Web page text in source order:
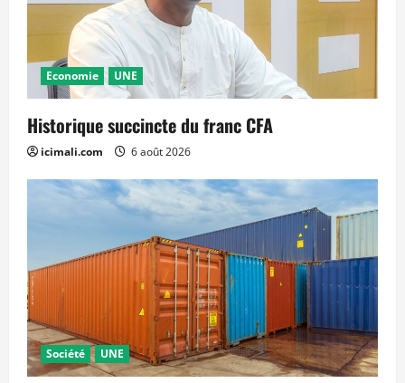
Economie UNE
Historique succincte du franc CFA
icimali.com 6 août 2026
Société UNE